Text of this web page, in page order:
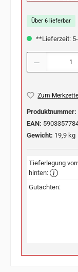
Über 6 lieferbar
**Lieferzeit:
Produkt Anzahl:
Zum
Produktnummer:
EAN:
Gewicht: 19,9 kg
Tieferlegung
hinten:
Gutachten: